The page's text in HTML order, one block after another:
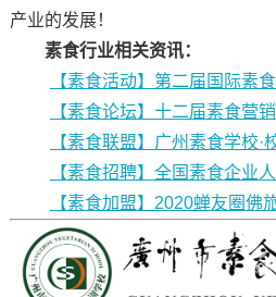
产业的发展！
素食行业相关资讯：
【素食活动】第二届国际素
【素食论坛】十二届素食营
【素食联盟】广州素食学校·
【素食招聘】全国素食企业
【素食加盟】2020蝉友圈佛